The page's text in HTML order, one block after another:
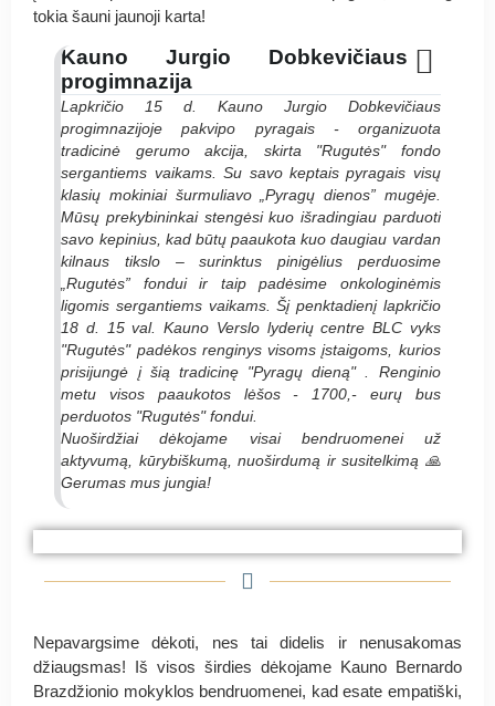
tokia šauni jaunoji karta!
Kauno Jurgio Dobkevičiaus
progimnazija
Lapkričio 15 d. Kauno Jurgio Dobkevičiaus
progimnazijoje pakvipo pyragais - organizuota
tradicinė gerumo akcija, skirta "Rugutės" fondo
sergantiems vaikams. Su savo keptais pyragais visų
klasių mokiniai šurmuliavo „Pyragų dienos” mugėje.
Mūsų prekybininkai stengėsi kuo išradingiau parduoti
savo kepinius, kad būtų paaukota kuo daugiau vardan
kilnaus tikslo – surinktus pinigėlius perduosime
„Rugutės” fondui ir taip padėsime onkologinėmis
ligomis sergantiems vaikams. Šį penktadienį lapkričio
18 d. 15 val. Kauno Verslo lyderių centre BLC vyks
"Rugutės" padėkos renginys visoms įstaigoms, kurios
prisijungė į šią tradicinę "Pyragų dieną" . Renginio
metu visos paaukotos lėšos - 1700,- eurų bus
perduotos "Rugutės" fondui.
Nuoširdžiai dėkojame visai bendruomenei už
aktyvumą, kūrybiškumą, nuoširdumą ir susitelkimą 🙏
Gerumas mus jungia!
#PyragasRugutei Kauno Jurgio Dobkevičiaus
progimnazija
#PyragasRugutei Kauno Jurgio Dobkevičiaus
progimnazija
#PyragasRugutei Kauno Jurgio Dobkevičiaus
progimnazija
Nepavargsime dėkoti, nes tai didelis ir nenusakomas
džiaugsmas! Iš visos širdies dėkojame Kauno Bernardo
Brazdžionio mokyklos bendruomenei, kad esate empatiški,